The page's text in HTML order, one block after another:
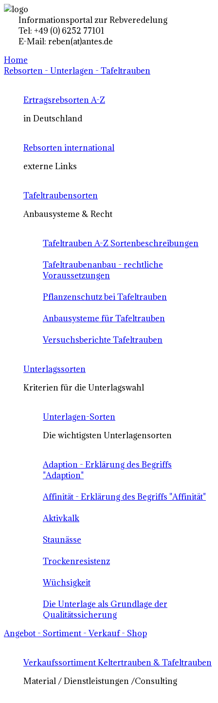
Informationsportal zur Rebveredelung
Tel: +49 (0) 6252 77101
E-Mail: reben(at)antes.de
Home
Rebsorten - Unterlagen - Tafeltrauben
Ertragsrebsorten A-Z
in Deutschland
Rebsorten international
externe Links
Tafeltraubensorten
Anbausysteme & Recht
Tafeltrauben A-Z Sortenbeschreibungen
Tafeltraubenanbau - rechtliche
Voraussetzungen
Pflanzenschutz bei Tafeltrauben
Anbausysteme für Tafeltrauben
Versuchsberichte Tafeltrauben
Unterlagssorten
Kriterien für die Unterlagswahl
Unterlagen-Sorten
Die wichtigsten Unterlagensorten
Adaption - Erklärung des Begriffs
"Adaption"
Affinität - Erklärung des Begriffs "Affinität"
Aktivkalk
Staunässe
Trockenresistenz
Wüchsigkeit
Die Unterlage als Grundlage der
Qualitätssicherung
Angebot - Sortiment - Verkauf - Shop
Verkaufssortiment Keltertrauben & Tafeltrauben
Material / Dienstleistungen /Consulting